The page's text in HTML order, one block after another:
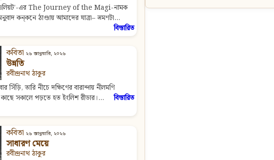
এর The Journey of the Magi-নামক
কন্‌কনে ঠাণ্ডায় আমাদের যাত্রা– ভ্রমণটা...
বিস্তারিত
কবিতা ২৬ জানুয়ারি, ২০২৬
উন্নতি
রবীন্দ্রনাথ ঠাকুর
সিঁড়ি, তারি নীচে দক্ষিণের বারান্দায় নীলমণি
কাছে সকালে পড়তে হত ইংলিশ রীডার।...
বিস্তারিত
কবিতা ২৬ জানুয়ারি, ২০২৬
সাধারণ মেয়ে
রবীন্দ্রনাথ ঠাকুর